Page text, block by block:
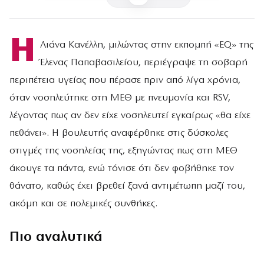
Η
Λιάνα Κανέλλη, μιλώντας στην εκπομπή «EQ» της
Έλενας Παπαβασιλείου, περιέγραψε τη σοβαρή
περιπέτεια υγείας που πέρασε πριν από λίγα χρόνια,
όταν νοσηλεύτηκε στη ΜΕΘ με πνευμονία και RSV,
λέγοντας πως αν δεν είχε νοσηλευτεί εγκαίρως «θα είχε
πεθάνει». Η βουλευτής αναφέρθηκε στις δύσκολες
στιγμές της νοσηλείας της, εξηγώντας πως στη ΜΕΘ
άκουγε τα πάντα, ενώ τόνισε ότι δεν φοβήθηκε τον
θάνατο, καθώς έχει βρεθεί ξανά αντιμέτωπη μαζί του,
ακόμη και σε πολεμικές συνθήκες.
Πιο αναλυτικά